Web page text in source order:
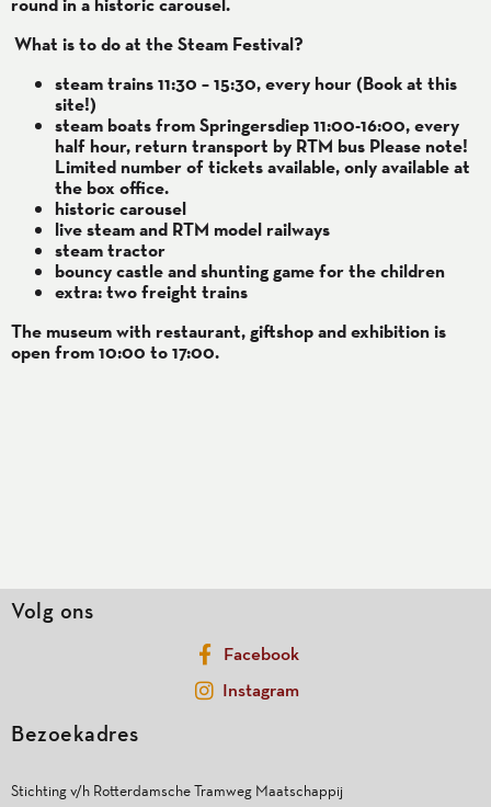
What is to do at the Steam Festival?
steam trains 11:30 – 15:30, every hour (Book at this
site!)
steam boats from Springersdiep 11:00-16:00, every
half hour, return transport by RTM bus Please note!
Limited number of tickets available, only available at
the box office.
historic carousel
live steam and RTM model railways
steam tractor
bouncy castle and shunting game for the children
extra: two freight trains
The museum with restaurant, giftshop and exhibition is
open from 10:00 to 17:00.
Volg ons
Facebook
Instagram
Bezoekadres
Stichting v/h Rotterdamsche Tramweg Maatschappij